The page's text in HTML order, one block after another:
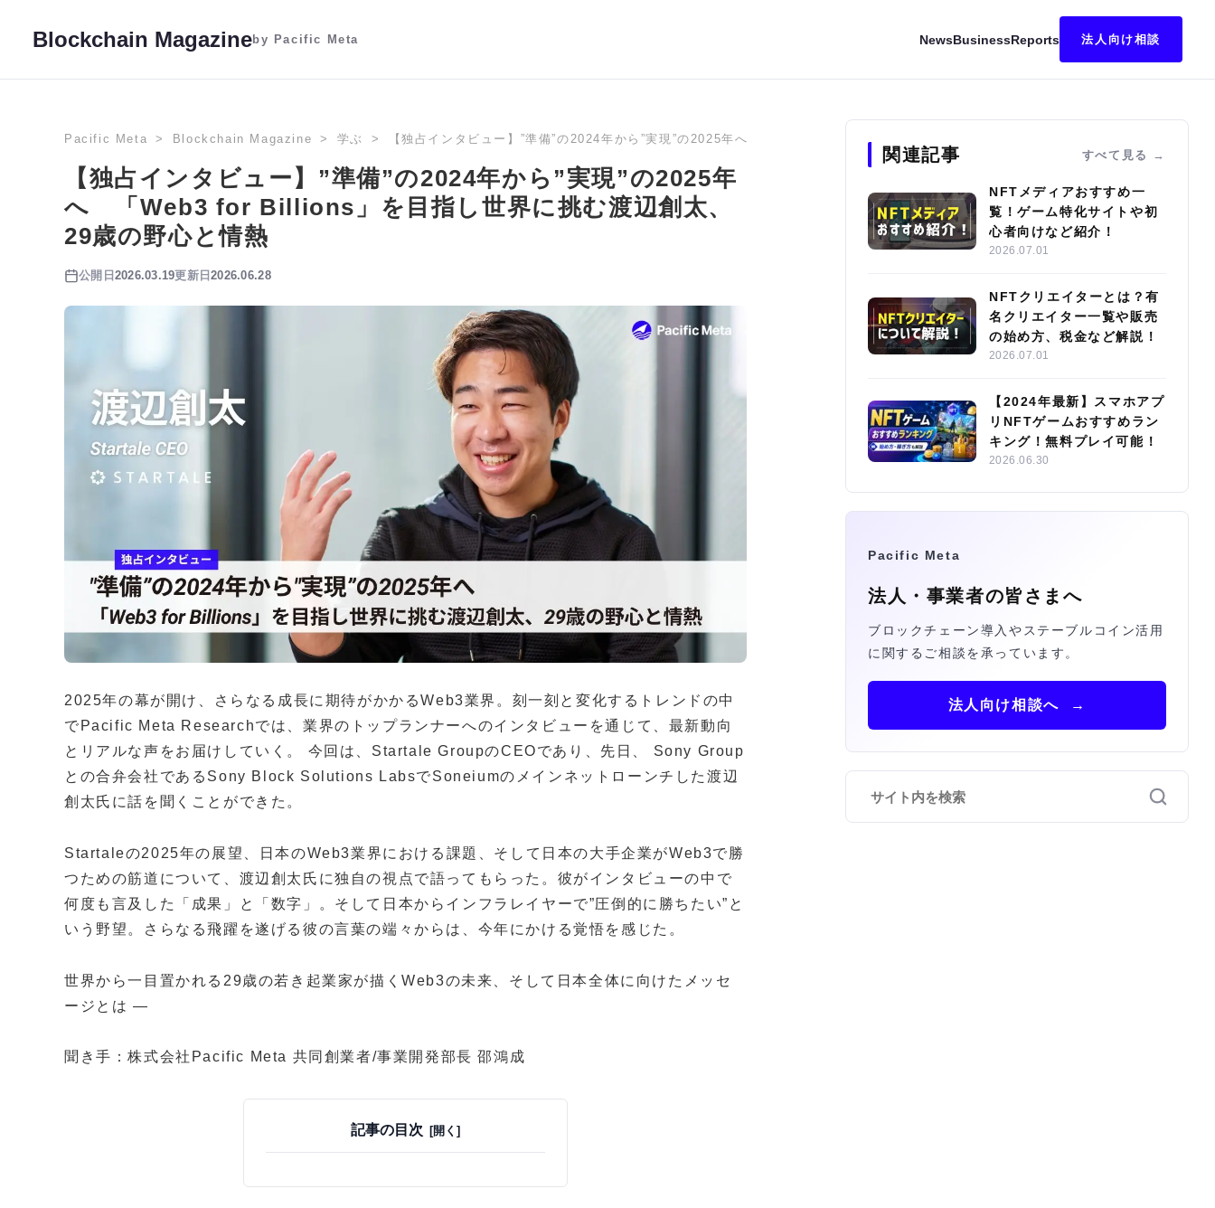
Blockchain Magazineby Pacific Meta NewsBusinessReports 法人向け相談
Pacific Meta Blockchain Magazine 学ぶ 【独占インタビュー】”準備”の2024年から”実現”の2025年へ 「Web3 for Billions」を目指し世界に挑む渡辺創太、29歳の野心と情熱
【独占インタビュー】”準備”の2024年から”実現”の2025年
へ 「Web3 for Billions」を目指し世界に挑む渡辺創太、
29歳の野心と情熱
公開日 2026.03.19更新日2026.06.28
2025年の幕が開け、さらなる成長に期待がかかるWeb3業界。刻一刻と変化するトレンドの中
でPacific Meta Researchでは、業界のトップランナーへのインタビューを通じて、最新動向
とリアルな声をお届けしていく。 今回は、Startale GroupのCEOであり、先日、 Sony Group
との合弁会社であるSony Block Solutions LabsでSoneiumのメインネットローンチした渡辺
創太氏に話を聞くことができた。
Startaleの2025年の展望、日本のWeb3業界における課題、そして日本の大手企業がWeb3で勝
つための筋道について、渡辺創太氏に独自の視点で語ってもらった。彼がインタビューの中で
何度も言及した「成果」と「数字」。そして日本からインフラレイヤーで”圧倒的に勝ちたい”と
いう野望。さらなる飛躍を遂げる彼の言葉の端々からは、今年にかける覚悟を感じた。
世界から一目置かれる29歳の若き起業家が描くWeb3の未来、そして日本全体に向けたメッセ
ージとは ―
聞き手：株式会社Pacific Meta 共同創業者/事業開発部長 邵鴻成
記事の目次
関連記事 すべて見る
NFTメディアおすすめ一
覧！ゲーム特化サイトや初
心者向けなど紹介！
2026.07.01
NFTクリエイターとは？有
名クリエイター一覧や販売
の始め方、税金など解説！
2026.07.01
【2024年最新】スマホアプ
リNFTゲームおすすめラン
キング！無料プレイ可能！
2026.06.30
Pacific Meta
法人・事業者の皆さまへ
ブロックチェーン導入やステーブルコイン活用
に関するご相談を承っています。
法人向け相談へ